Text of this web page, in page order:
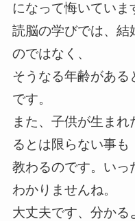
になって悔いていま
読脳の学びでは、結
のではなく、
そうなる年齢がある
です。
また、子供が生ま
るとは限らない事も
教わるのです。いっ
わかりませんね。
大丈夫です、分かる